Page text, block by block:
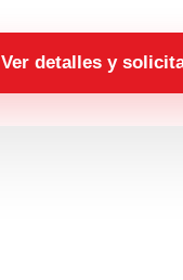
Ver detalles y